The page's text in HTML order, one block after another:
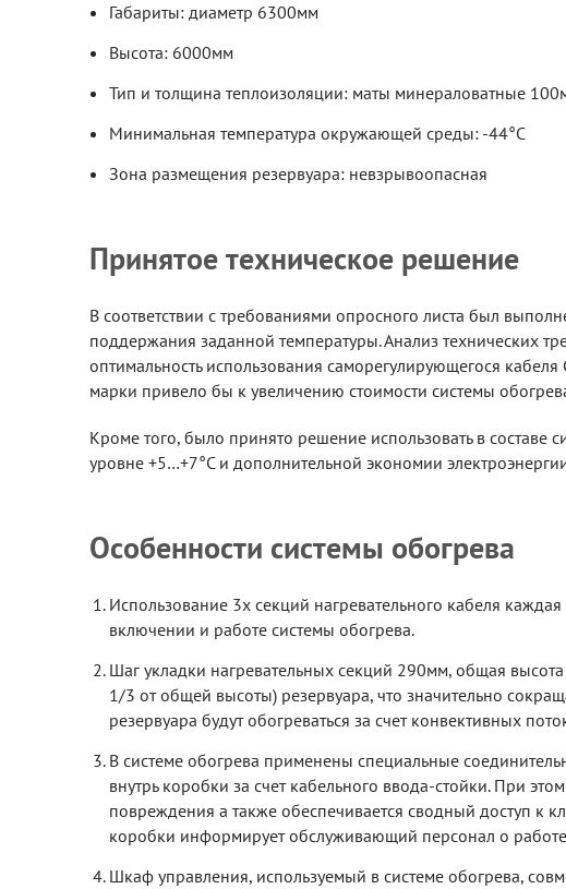
Габариты: диаметр 6300мм
Высота: 6000мм
Тип и толщина теплоизоляции: маты минераловатные
Минимальная температура окружающей среды: -44°C
Зона размещения резервуара: невзрывоопасная
Принятое техническое решение
В соответствии с требованиями опросного листа был
поддержания заданной температуры. Анализ технических
оптимальность использования саморегулирующегося
марки привело бы к увеличению стоимости системы
Кроме того, было принято решение использовать в составе
уровне +5…+7°C и дополнительной экономии
Особенности системы обогрева
Использование 3х секций нагревательного кабеля
включении и работе системы обогрева.
Шаг укладки нагревательных секций 290мм, общая
1/3 от общей высоты) резервуара, что значительно
резервуара будут обогреваться за счет конвективных
В системе обогрева применены специальные
внутрь коробки за счет кабельного ввода-стойки. При
повреждения а также обеспечивается сводный доступ
коробки информирует обслуживающий персонал о
Шкаф управления, используемый в системе обогрева,